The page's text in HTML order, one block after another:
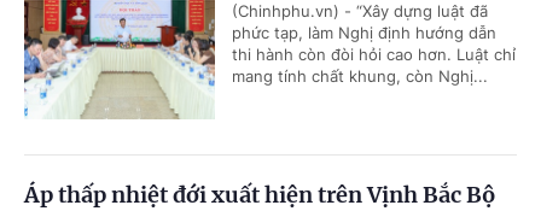
(Chinhphu.vn) - “Xây dựng luật đã
phức tạp, làm Nghị định hướng dẫn
thi hành còn đòi hỏi cao hơn. Luật chỉ
mang tính chất khung, còn Nghị...
Áp thấp nhiệt đới xuất hiện trên Vịnh Bắc Bộ